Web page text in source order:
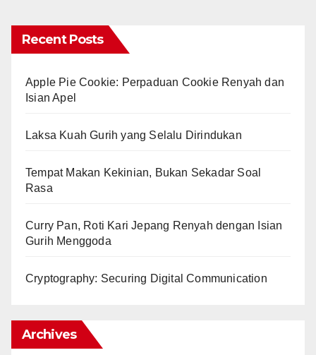
Recent Posts
Apple Pie Cookie: Perpaduan Cookie Renyah dan
Isian Apel
Laksa Kuah Gurih yang Selalu Dirindukan
Tempat Makan Kekinian, Bukan Sekadar Soal
Rasa
Curry Pan, Roti Kari Jepang Renyah dengan Isian
Gurih Menggoda
Cryptography: Securing Digital Communication
Archives